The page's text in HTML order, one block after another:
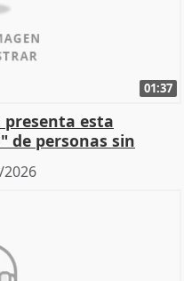
01:37
presenta esta
de personas sin